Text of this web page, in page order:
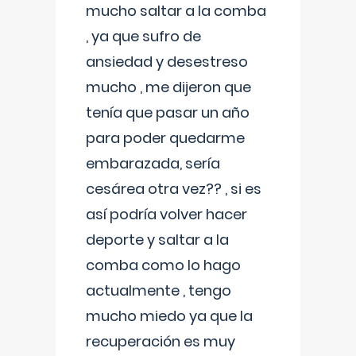
mucho saltar a la comba
, ya que sufro de
ansiedad y desestreso
mucho , me dijeron que
tenía que pasar un año
para poder quedarme
embarazada, sería
cesárea otra vez?? , si es
así podría volver hacer
deporte y saltar a la
comba como lo hago
actualmente , tengo
mucho miedo ya que la
recuperación es muy